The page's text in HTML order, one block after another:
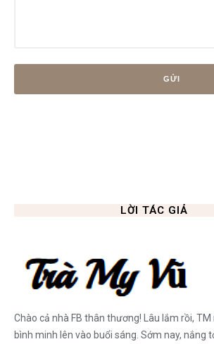
LỜI TÁC GIẢ
Chào cả nhà FB thân thương! Lâu lắm rồi,
bình minh lên vào buổi sáng. Sớm nay, nắng